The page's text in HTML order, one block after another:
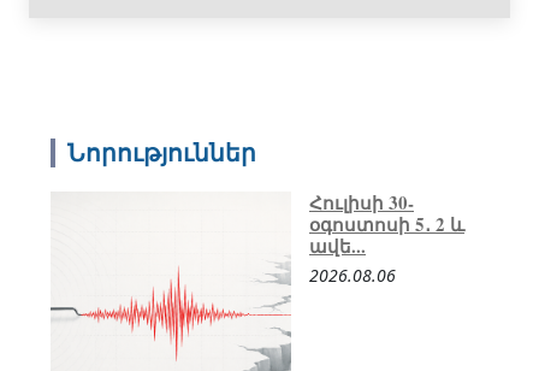
Նորություններ
Հուլիսի 30-
օգոստոսի 5․ 2 և
ավե...
2026.08.06